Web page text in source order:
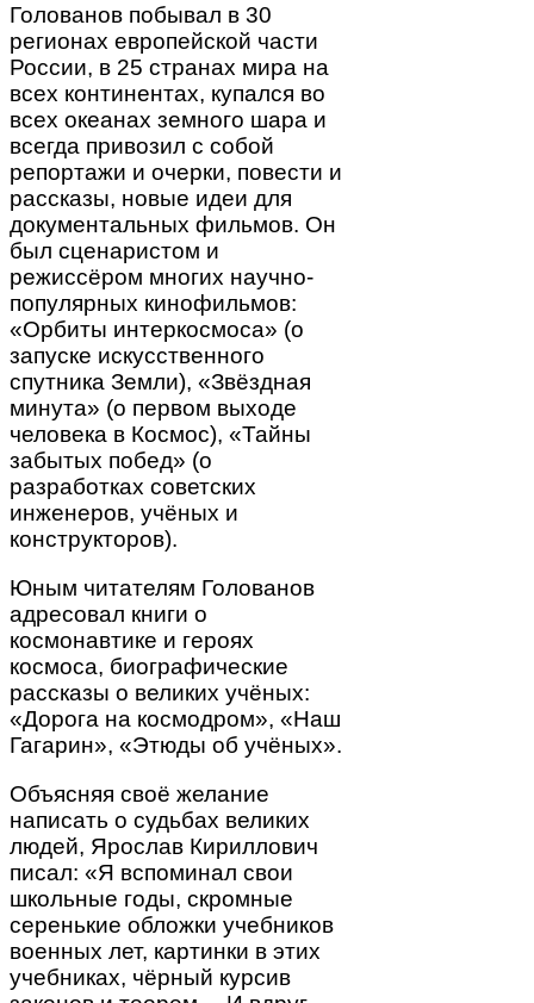
Голованов побывал в 30
регионах европейской части
России, в 25 странах мира на
всех континентах, купался во
всех океанах земного шара и
всегда привозил с собой
репортажи и очерки, повести и
рассказы, новые идеи для
документальных фильмов. Он
был сценаристом и
режиссёром многих научно-
популярных кинофильмов:
«Орбиты интеркосмоса» (о
запуске искусственного
спутника Земли), «Звёздная
минута» (о первом выходе
человека в Космос), «Тайны
забытых побед» (о
разработках советских
инженеров, учёных и
конструкторов).
Юным читателям Голованов
адресовал книги о
космонавтике и героях
космоса, биографические
рассказы о великих учёных:
«Дорога на космодром», «Наш
Гагарин», «Этюды об учёных».
Объясняя своё желание
написать о судьбах великих
людей, Ярослав Кириллович
писал: «Я вспоминал свои
школьные годы, скромные
серенькие обложки учебников
военных лет, картинки в этих
учебниках, чёрный курсив